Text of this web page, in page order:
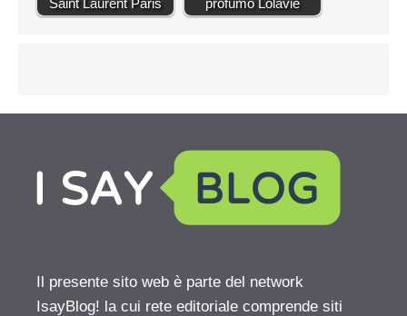
Il presente sito web è parte del network
IsayBlog! la cui rete editoriale comprende siti